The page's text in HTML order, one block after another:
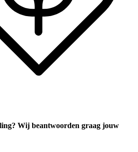
Wij beantwoorden graag jouw